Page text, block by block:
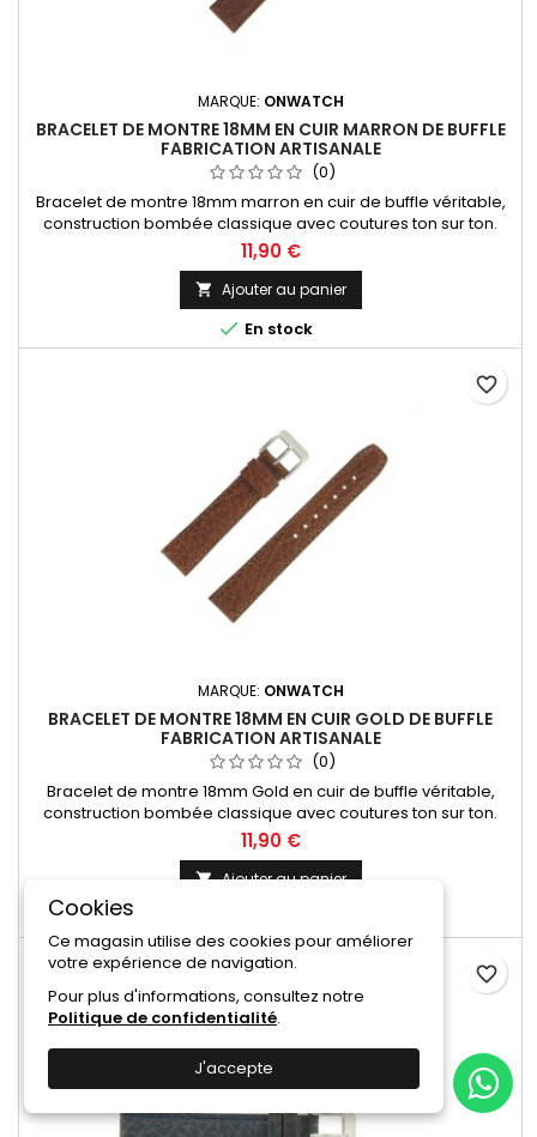
MARQUE: ONWATCH
BRACELET DE MONTRE 18MM EN CUIR MARRON DE BUFFLE
FABRICATION ARTISANALE
(0)
Bracelet de montre 18mm marron en cuir de buffle véritable,
construction bombée classique avec coutures ton sur ton.
Fabrication artisanale Made in Spain.
11,90 €
 Ajouter au panier
 En stock
MARQUE: ONWATCH
BRACELET DE MONTRE 18MM EN CUIR GOLD DE BUFFLE
FABRICATION ARTISANALE
(0)
Bracelet de montre 18mm Gold en cuir de buffle véritable,
construction bombée classique avec coutures ton sur ton.
Fabrication artisanale Made in Spain.
11,90 €
 Ajouter au panier
favorite_border
favorite_border
Cookies
Ce magasin utilise des cookies pour améliorer
votre expérience de navigation.
Pour plus d'informations, consultez notre
Politique de confidentialité.
J'accepte